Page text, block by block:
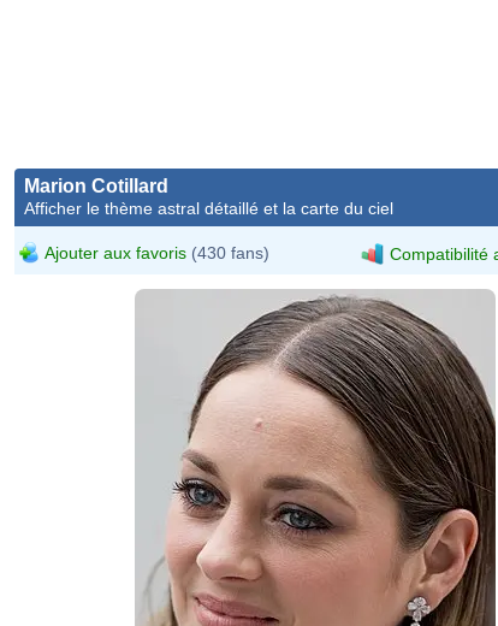
Marion Cotillard
Afficher le thème astral détaillé et la carte du ciel
Ajouter aux favoris (430 fans) Compatibilité